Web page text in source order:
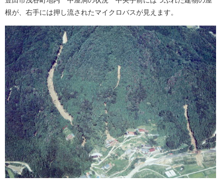
根が、右手には押し流されたマイクロバスが見えます。